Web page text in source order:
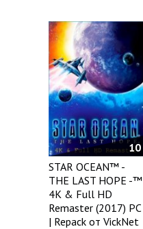
10
STAR OCEAN™ -
THE LAST HOPE -™
4K & Full HD
Remaster (2017) PC
| Repack от VickNet